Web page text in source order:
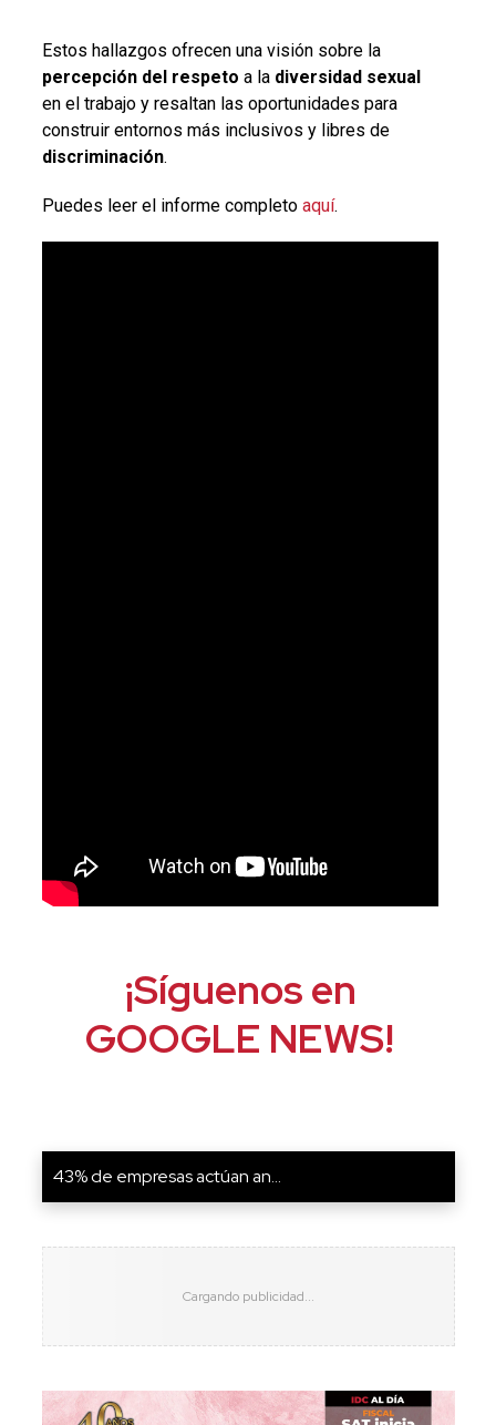
Estos hallazgos ofrecen una visión sobre la
percepción del respeto a la diversidad sexual
en el trabajo y resaltan las oportunidades para
construir entornos más inclusivos y libres de
discriminación.
Puedes leer el informe completo aquí.
¡Síguenos en
GOOGLE NEWS!
43% de empresas actúan an...